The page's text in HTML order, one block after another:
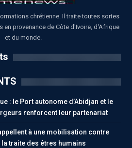
chrétienne. Il traite toutes sortes
en provenance de Côte d'Ivoire, d'Afrique
et du monde.
: le Port autonome d’Abidjan et le
renforcent leur partenariat
à une mobilisation contre
la traite des êtres humains